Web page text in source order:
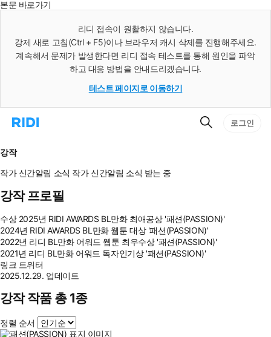
본문 바로가기
리디 접속이 원활하지 않습니다.
강제 새로 고침(Ctrl + F5)이나 브라우저 캐시 삭제를 진행해주세요.
계속해서 문제가 발생한다면 리디 접속 테스트를 통해 원인을 파악
하고 대응 방법을 안내드리겠습니다.
테스트 페이지로 이동하기
리
으
로
이
동
검
로그인
강작
작가 신간알림 소식 작가 신간알림 소식 받는 중
강작 프로필
수상 2025년 RIDI AWARDS BL만화 최애공상 '패션(PASSION)'
2024년 RIDI AWARDS BL만화 웹툰 대상 '패션(PASSION)'
2022년 리디 BL만화 어워드 웹툰 최우수상 '패션(PASSION)'
2021년 리디 BL만화 어워드 독자인기상 '패션(PASSION)'
링크 트위터
2025.12.29. 업데이트
강작 작품 총 1종
정렬 순서